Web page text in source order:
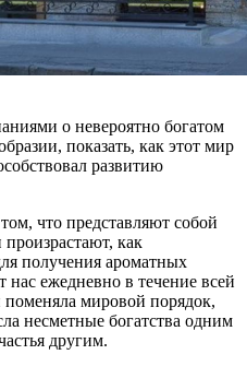
о невероятно богатом
показать, как этот мир
развитию
что представляют собой
как
получения ароматных
ежедневно в течение всей
мировой порядок,
несметные богатства одним
другим.